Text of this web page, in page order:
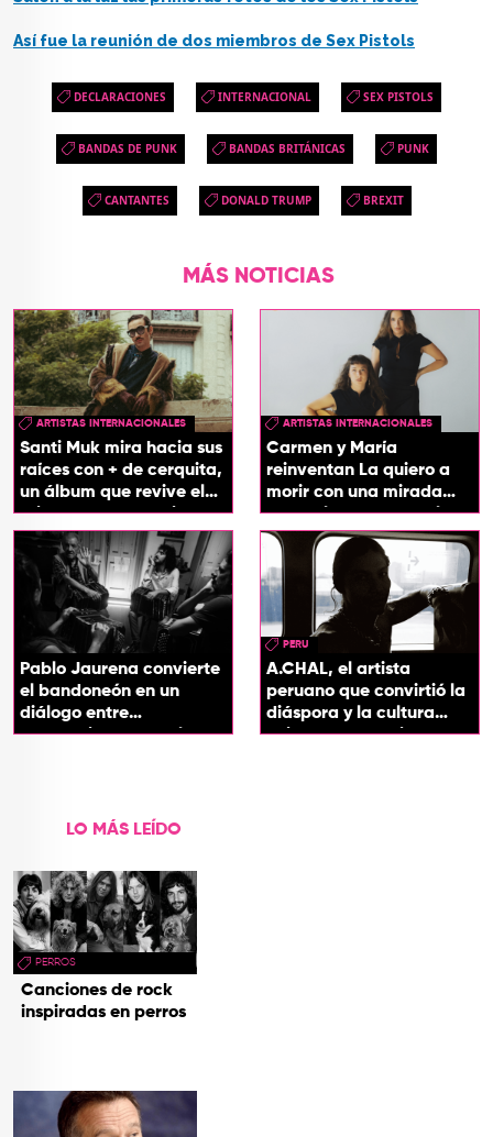
Así fue la reunión de dos miembros de Sex Pistols
DECLARACIONES INTERNACIONAL SEX PISTOLS
BANDAS DE PUNK BANDAS BRITÁNICAS PUNK
CANTANTES DONALD TRUMP BREXIT
MÁS NOTICIAS
ARTISTAS INTERNACIONALES
Santi Muk mira hacia sus
raíces con + de cerquita,
un álbum que revive el
origen de sus canciones
ARTISTAS INTERNACIONALES
Carmen y María
reinventan La quiero a
morir con una mirada
entre el flamenco y el
soul
Pablo Jaurena convierte
el bandoneón en un
diálogo entre
generaciones con el
PERU
A.CHAL, el artista
peruano que convirtió la
diáspora y la cultura
chicha en su sonido
LO MÁS LEÍDO
PERROS
Canciones de rock
inspiradas en perros